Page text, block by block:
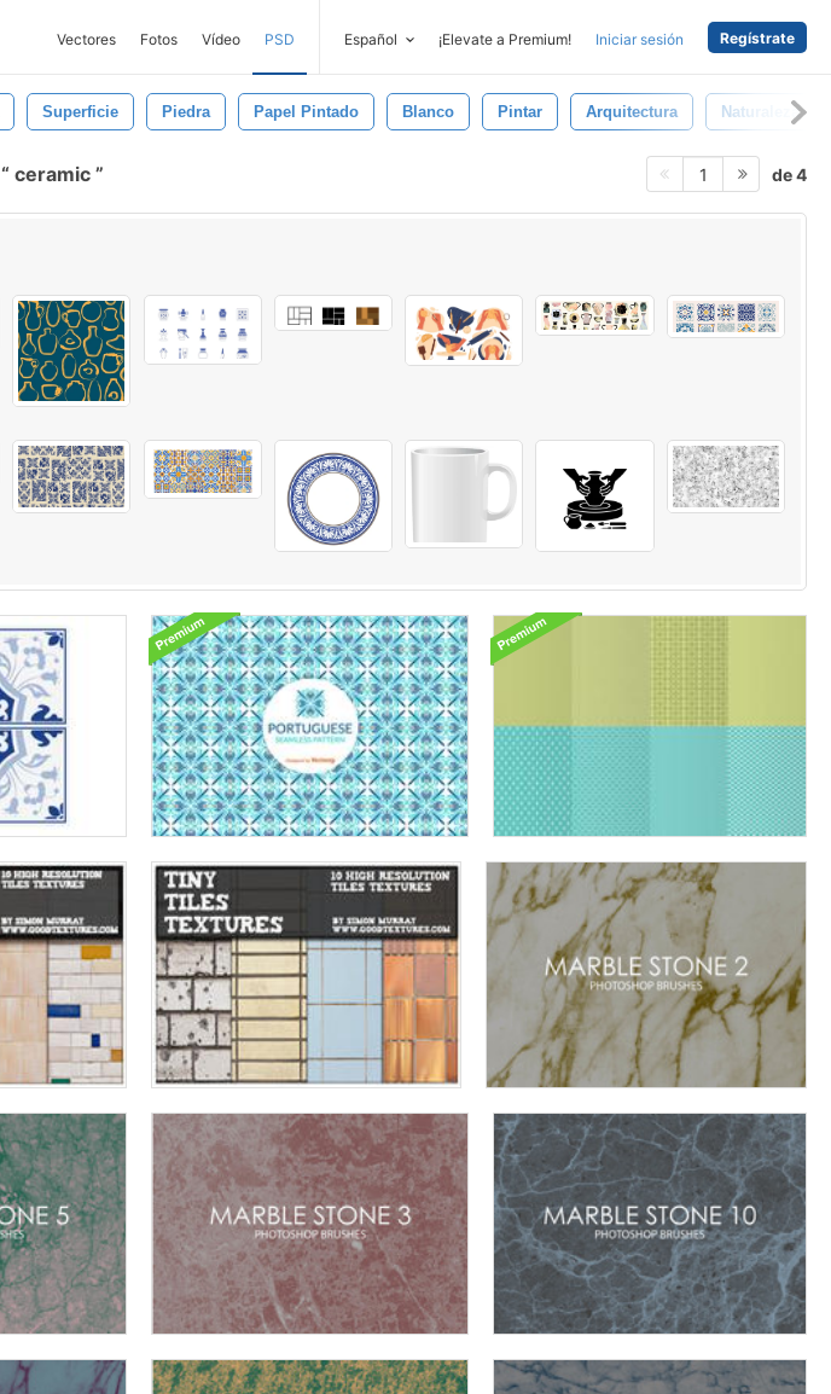
Vectores Fotos Vídeo PSD Español ¡Elevate a Premium! Iniciar sesión Regístrate
Superficie Piedra Papel Pintado Blanco Pintar Arquitectura Naturaleza
ceramic 1 de 4